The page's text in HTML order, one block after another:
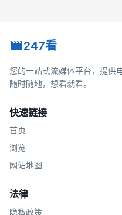
247看
您的一站式流媒体平台，提供
随时随地，想看就看。
快速链接
首页
浏览
网站地图
法律
隐私政策